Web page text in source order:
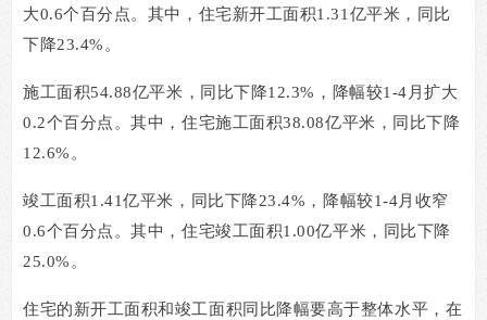
大0.6个百分点。其中，住宅新开工面积1.31亿平米，同比
下降23.4%。
施工面积54.88亿平米，同比下降12.3% ，降幅较1-4月扩大
0.2个百分点。其中，住宅施工面积38.08亿平米，同比下降
12.6%。
竣工面积1.41亿平米，同比下降23.4% ，降幅较1-4月收窄
0.6个百分点。其中，住宅竣工面积1.00亿平米，同比下降
25.0%。
住宅的新开工面积和竣工面积同比降幅要高于整体水平，在